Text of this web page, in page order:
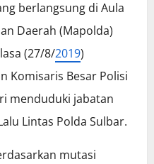
berlangsung di Aula
Daerah (Mapolda)
(27/8/2019)
Komisaris Besar Polisi
menduduki jabatan
Lintas Polda Sulbar.
mutasi